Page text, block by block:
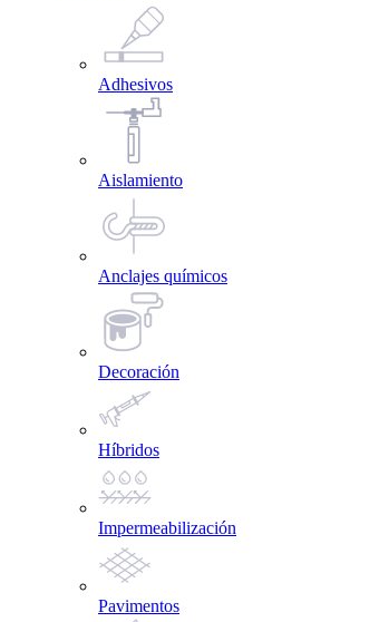
Adhesivos
Aislamiento
Anclajes químicos
Decoración
Híbridos
Impermeabilización
Pavimentos